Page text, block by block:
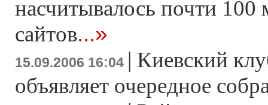
насчитывалось почти 100
сайтов...»
15.09.2006 16:04 | Киевский
объявляет очередное